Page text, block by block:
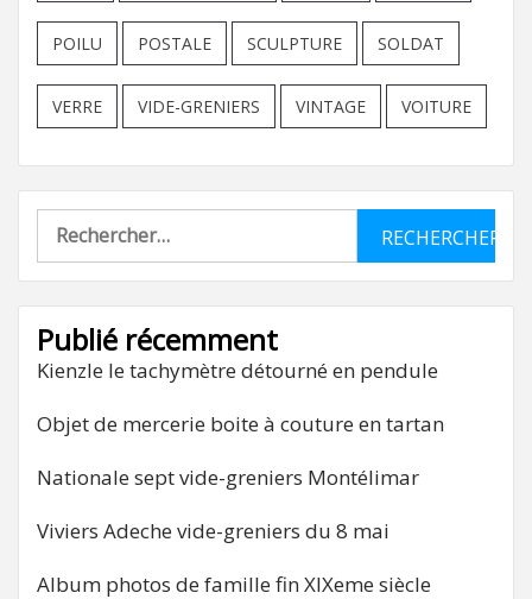
POILU POSTALE SCULPTURE SOLDAT
VERRE VIDE-GRENIERS VINTAGE VOITURE
Rechercher :
Publié récemment
Kienzle le tachymètre détourné en pendule
Objet de mercerie boite à couture en tartan
Nationale sept vide-greniers Montélimar
Viviers Adeche vide-greniers du 8 mai
Album photos de famille fin XIXeme siècle